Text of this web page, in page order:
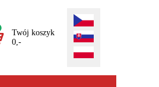
Twój koszyk
0,-